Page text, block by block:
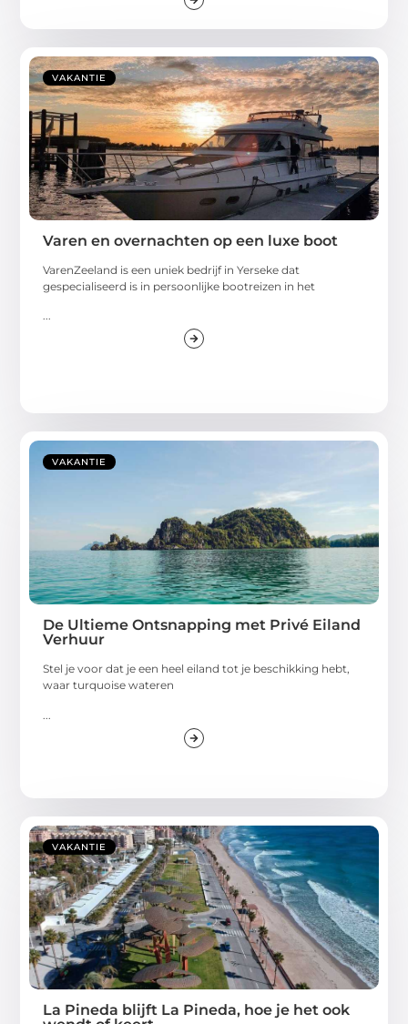
VAKANTIE
Varen en overnachten op een luxe boot
VarenZeeland is een uniek bedrijf in Yerseke dat
gespecialiseerd is in persoonlijke bootreizen in het
...
VAKANTIE
De Ultieme Ontsnapping met Privé Eiland
Verhuur
Stel je voor dat je een heel eiland tot je beschikking hebt,
waar turquoise wateren
VAKANTIE
La Pineda blijft La Pineda, hoe je het ook